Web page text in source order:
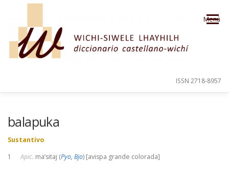
Saltar al contenido
Menú
ISSN 2718-8957
balapuka
Sustantivo
1Apic. ma’sitaj (Pyo, Bjo) [avispa grande colorada]